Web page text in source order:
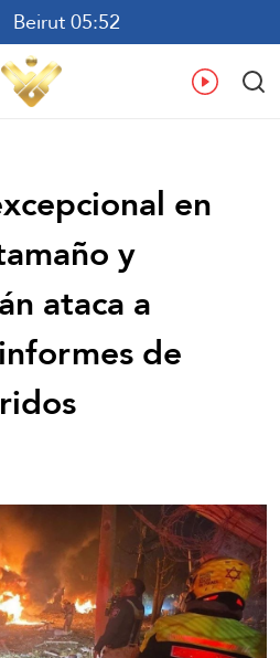
Beirut 05:52
ع En
en
y
ataca a
de